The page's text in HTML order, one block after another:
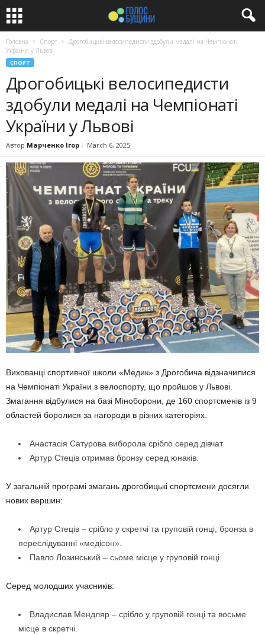
Головна Спорт
Дрогобицькі велосипедисти здобули медалі на Чемпіонаті
України у Львові
СПОРТ
Дрогобицькі велосипедисти
здобули медалі на Чемпіонаті
України у Львові
Автор Марченко Ігор - March 6, 2025
Вихованці спортивної школи «Медик» з Дрогобича відзначилися
на Чемпіонаті України з велоспорту, що пройшов у Львові.
Змагання відбулися на базі Міноборони, де 160 спортсменів із 9
областей боролися за нагороди в різних категоріях.
Анастасія Сатурова виборола срібло серед дівчат.
Артур Стеців отримав бронзу серед юнаків.
У загальній програмі змагань дрогобицькі спортсмени досягли
нових вершин:
Артур Стеців – срібло у скретчі та груповій гонці, бронза в
переслідуванні «медісон».
Павло Лозинський – сьоме місце у груповій гонці.
Серед молодших учасників:
Владислав Мендляр – срібло у груповій гонці та восьме
місце в скретчі.